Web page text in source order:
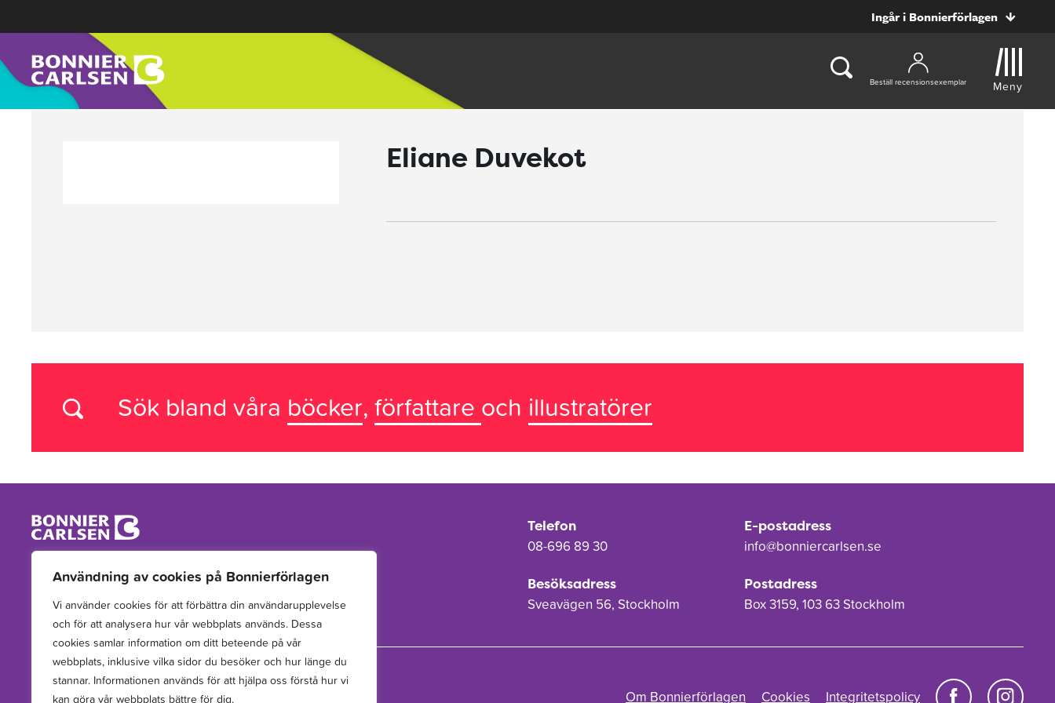
Användning av cookies på Bonnierförlagen
Vi använder cookies för att förbättra din användarupplevelse
och för att analysera hur vår webbplats används. Dessa
cookies samlar information om ditt beteende på vår
webbplats, inklusive vilka sidor du besöker och hur länge du
stannar. Informationen används för att hjälpa oss förstå hur vi
kan göra vår webbplats bättre för dig.
Ingår i Bonnierförlagen
Beställ recensionsexemplar Meny
Eliane Duvekot
Sök bland våra böcker,författare och illustratörer
Vi arbetar med att hitta, utveckla, publicera och sprida
berättelser för barn och unga.
Telefon
08-696 89 30
E-postadress
info@bonniercarlsen.se
Besöksadress
Sveavägen 56, Stockholm
Postadress
Box 3159, 103 63 Stockholm
Om Bonnierförlagen Cookies Integritetspolicy